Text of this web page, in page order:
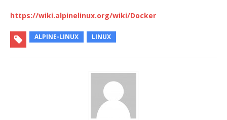
https://wiki.alpinelinux.org/wiki/Docker
ALPINE-LINUX LINUX